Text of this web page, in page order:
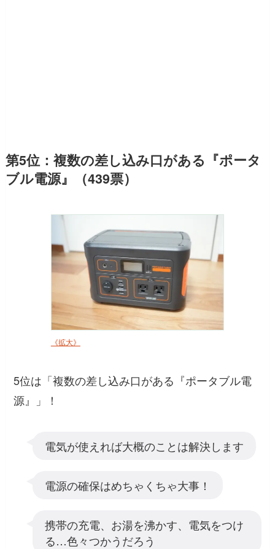
第5位：複数の差し込み口がある『ポータ
ブル電源』（439票）
《拡大》
5位は「複数の差し込み口がある『ポータブル電
源』」！
電気が使えれば大概のことは解決します
電源の確保はめちゃくちゃ大事！
携帯の充電、お湯を沸かす、電気をつけ
る…色々つかうだろう